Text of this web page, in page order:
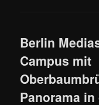
Berlin
Campus mit
Panorama